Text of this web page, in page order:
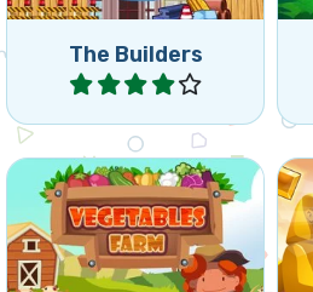
The Builders
Jugar
Eliminar todas las verduras
haciendo colapsar grupos
de 3 fichas o más iguales.